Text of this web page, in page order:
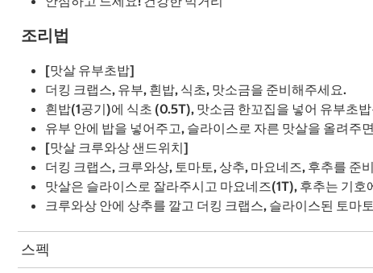
조리법
[맛살 유부초밥]
더킹 크랩스, 유부, 흰밥, 식초, 맛소금을 준비해주세요.
흰밥(1공기)에 식초 (0.5T), 맛소금 한꼬집을 넣어 유부초
유부 안에 밥을 넣어주고, 슬라이스로 자른 맛살을 올려주
[맛살 크루와상 샌드위치]
더킹 크랩스, 크루와상, 토마토, 상추, 마요네즈, 후추를 준
맛살은 슬라이스로 잘라주시고 마요네즈(1T), 후추는 기
크루와상 안에 상추를 깔고 더킹 크랩스, 슬라이스된 토마
스펙